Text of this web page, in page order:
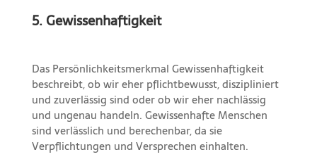
5. Gewissenhaftigkeit
Das Persönlichkeitsmerkmal Gewissenhaftigkeit
beschreibt, ob wir eher pflichtbewusst, diszipliniert
und zuverlässig sind oder ob wir eher nachlässig
und ungenau handeln. Gewissenhafte Menschen
sind verlässlich und berechenbar, da sie
Verpflichtungen und Versprechen einhalten.